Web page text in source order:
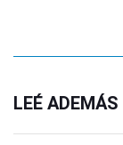
LEÉ ADEMÁS